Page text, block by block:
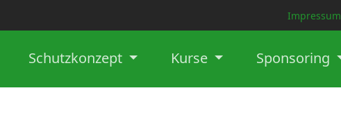
Impressum
Schutzkonzept Kurse Sponsoring